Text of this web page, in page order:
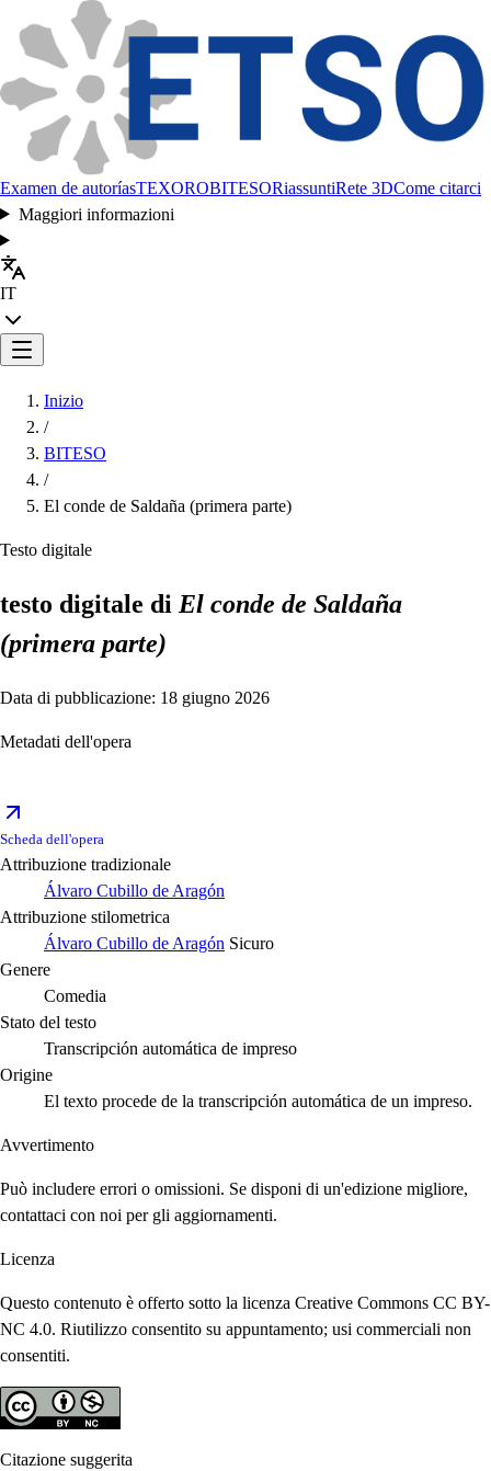
Examen de autoríasTEXOROBITESORiassuntiRete 3DCome citarci
Maggiori informazioni
IT
Inizio
/
BITESO
/
El conde de Saldaña (primera parte)
Testo digitale
testo digitale di El conde de Saldaña
(primera parte)
Data di pubblicazione: 18 giugno 2026
Metadati dell'opera
Scheda dell'opera
Attribuzione tradizionale
Álvaro Cubillo de Aragón
Attribuzione stilometrica
Álvaro Cubillo de Aragón Sicuro
Genere
Comedia
Stato del testo
Transcripción automática de impreso
Origine
El texto procede de la transcripción automática de un impreso.
Avvertimento
Può includere errori o omissioni. Se disponi di un'edizione migliore,
contattaci con noi per gli aggiornamenti.
Licenza
Questo contenuto è offerto sotto la licenza Creative Commons CC BY-
NC 4.0. Riutilizzo consentito su appuntamento; usi commerciali non
consentiti.
Citazione suggerita